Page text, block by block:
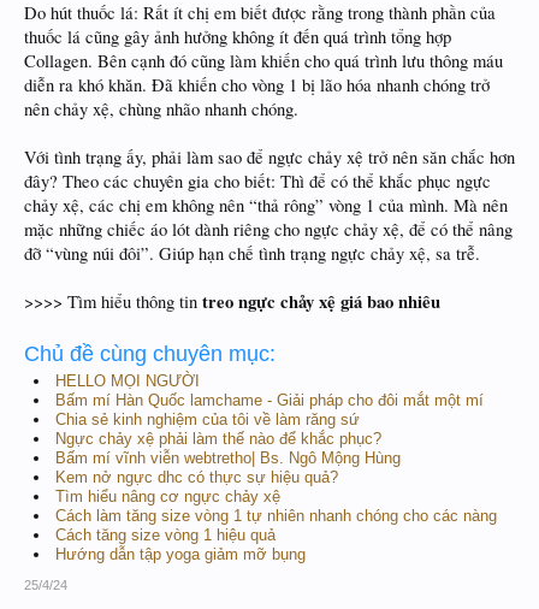
Do hút thuốc lá: Rất ít chị em biết được rằng trong thành phần của
thuốc lá cũng gây ảnh hưởng không ít đến quá trình tổng hợp
Collagen. Bên cạnh đó cũng làm khiến cho quá trình lưu thông máu
diễn ra khó khăn. Đã khiến cho vòng 1 bị lão hóa nhanh chóng trở
nên chảy xệ, chùng nhão nhanh chóng.
Với tình trạng ấy, phải làm sao để ngực chảy xệ trở nên săn chắc hơn
đây? Theo các chuyên gia cho biết: Thì để có thể khắc phục ngực
chảy xệ, các chị em không nên “thả rông” vòng 1 của mình. Mà nên
mặc những chiếc áo lót dành riêng cho ngực chảy xệ, để có thể nâng
đỡ “vùng núi đôi”. Giúp hạn chế tình trạng ngực chảy xệ, sa trễ.
>>>> Tìm hiểu thông tin treo ngực chảy xệ giá bao nhiêu
Chủ đề cùng chuyên mục:
HELLO MỌI NGƯỜI
Bấm mí Hàn Quốc lamchame - Giải pháp cho đôi mắt một mí
Chia sẻ kinh nghiệm của tôi về làm răng sứ
Ngực chảy xệ phải làm thế nào để khắc phục?
Bấm mí vĩnh viễn webtretho| Bs. Ngô Mộng Hùng
Kem nở ngực dhc có thực sự hiệu quả?
Tìm hiểu nâng cơ ngực chảy xệ
Cách làm tăng size vòng 1 tự nhiên nhanh chóng cho các nàng
Cách tăng size vòng 1 hiệu quả
Hướng dẫn tập yoga giảm mỡ bụng
25/4/24